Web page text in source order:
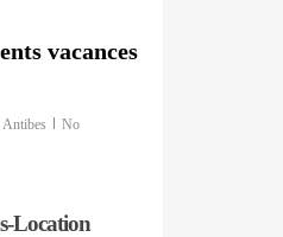
vacances
Antibes
No
Location